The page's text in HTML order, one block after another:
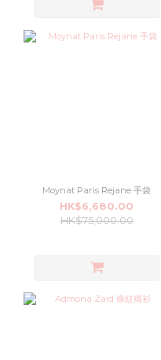
Moynat Paris Rejane 手袋
HK$6,680.00
HK$75,000.00